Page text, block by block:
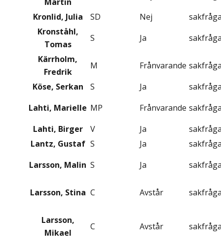
Kronlid, Julia
SD Nej
Kronståhl,
Tomas
S Ja
Kärrholm,
Fredrik
M Frånvarande
Köse, Serkan
S Ja
Lahti, Marielle MP Frånvarande
Lahti, Birger
V Ja
Lantz, Gustaf S Ja
Larsson, Malin S Ja
Larsson, Stina C Avstår
Larsson,
Mikael
C Avstår